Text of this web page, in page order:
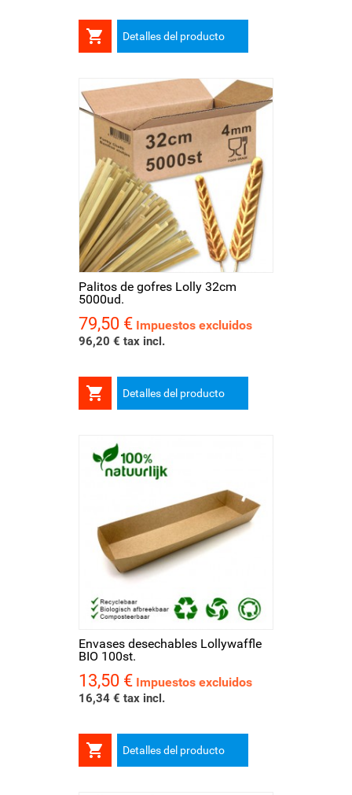
 Detalles del producto
Palitos de gofres Lolly 32cm
5000ud.
Precio
79,50 € Impuestos excluidos
96,20 € tax incl.
 Detalles del producto
Envases desechables Lollywaffle
BIO 100st.
Precio
13,50 € Impuestos excluidos
16,34 € tax incl.
 Detalles del producto